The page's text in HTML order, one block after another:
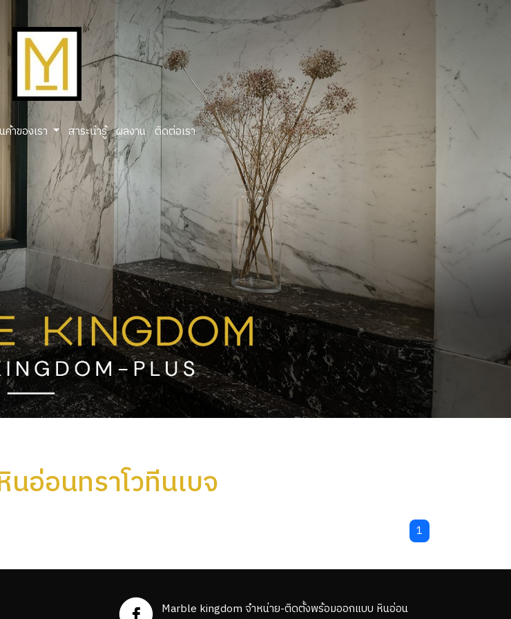
ค้าของเรา สาระน่ารู้ ผลงาน ติดต่อเรา
อ่อนทราโวทีนเบจ
1
Marble kingdom จำหน่าย-ติดตั้งพร้อมออกแบบ หินอ่อน